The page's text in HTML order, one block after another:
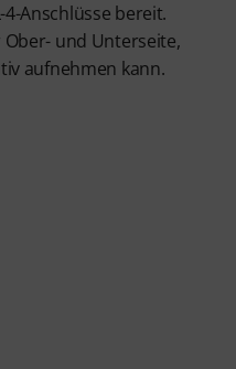
Anschlüsse bereit.
und Unterseite,
aufnehmen kann.